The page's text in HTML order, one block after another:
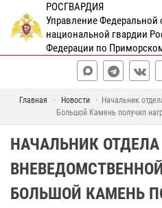
РОСГВАРДИЯ
Управление Федеральной
национальной гвардии
Федерации по
Главная Новости
Начальник
Большой Камень получил
НАЧАЛЬНИК ОТДЕЛА
БОЛЬШОЙ КАМЕНЬ